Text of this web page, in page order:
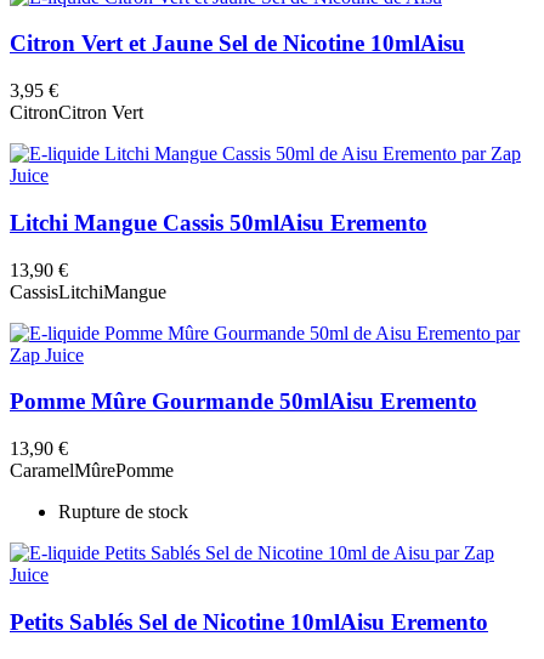
Citron Vert et Jaune Sel de Nicotine 10mlAisu
3,95 €
CitronCitron Vert
Litchi Mangue Cassis 50mlAisu Eremento
13,90 €
CassisLitchiMangue
Pomme Mûre Gourmande 50mlAisu Eremento
13,90 €
CaramelMûrePomme
Rupture de stock
Petits Sablés Sel de Nicotine 10mlAisu Eremento